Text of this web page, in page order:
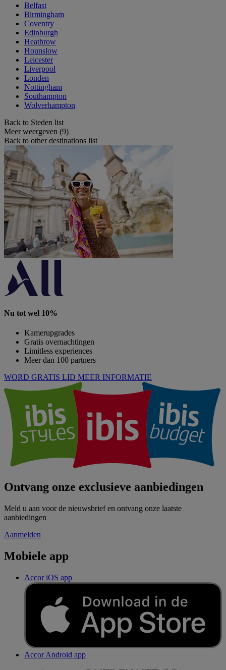
Belfast
Birmingham
Coventry
Edinburgh
Heathrow
Hounslow
Leicester
Liverpool
Londen
Nottingham
Southampton
Wolverhampton
Back to Steden list
Meer weergeven (9)
Back to other destinations list
Nu tot wel 10%
Kamerupgrades
Gratis overnachtingen
Limitless experiences
Meer dan 100 partners
WORD GRATIS LID MEER INFORMATIE
Ontvang onze exclusieve aanbiedingen
Meld u aan voor de nieuwsbrief en ontvang onze laatste
aanbiedingen
Aanmelden
Mobiele app
Accor iOS app
Accor Android app